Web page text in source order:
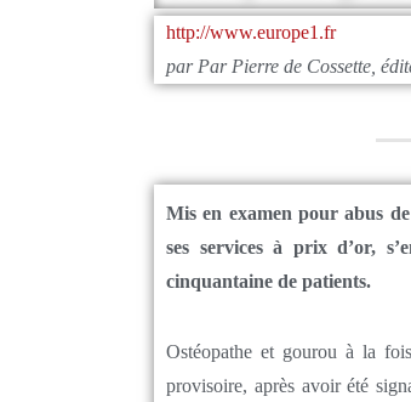
http://www.europe1.fr
par Par Pierre de Cossette,
Mis en examen pour abus
ses services à prix d’or,
cinquantaine de patients.
Ostéopathe et gourou à la
provisoire, après avoir été